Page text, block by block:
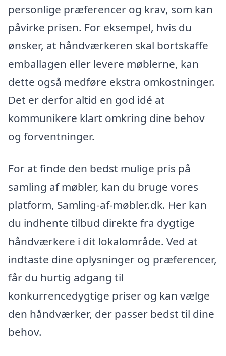
personlige præferencer og krav, som kan
påvirke prisen. For eksempel, hvis du
ønsker, at håndværkeren skal bortskaffe
emballagen eller levere møblerne, kan
dette også medføre ekstra omkostninger.
Det er derfor altid en god idé at
kommunikere klart omkring dine behov
og forventninger.
For at finde den bedst mulige pris på
samling af møbler, kan du bruge vores
platform, Samling-af-møbler.dk. Her kan
du indhente tilbud direkte fra dygtige
håndværkere i dit lokalområde. Ved at
indtaste dine oplysninger og præferencer,
får du hurtig adgang til
konkurrencedygtige priser og kan vælge
den håndværker, der passer bedst til dine
behov.